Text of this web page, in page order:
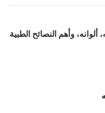
وأهم النصائح الطبية